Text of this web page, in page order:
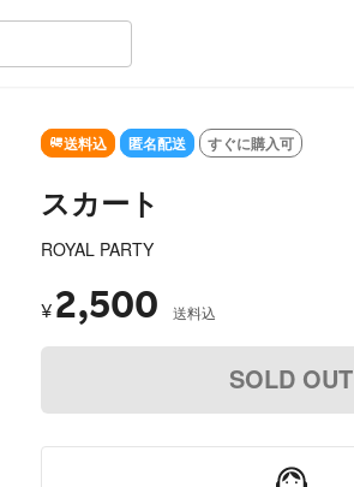
SOLD OUT
送料込 匿名配送 すぐに購入可
スカート
ROYAL PARTY
¥ 2,500 送料込
SOLD OUT